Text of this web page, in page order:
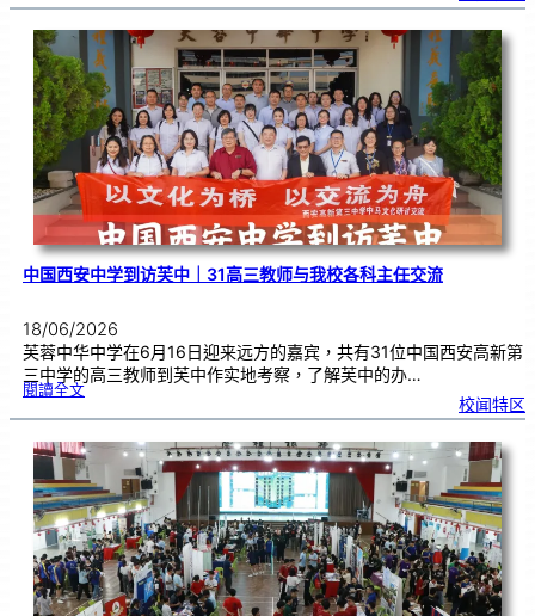
1
校
庆
｜
义
卖
预
售
已
开
展
中国西安中学到访芙中｜31高三教师与我校各科主任交流
18/06/2026
芙蓉中华中学在6月16日迎来远方的嘉宾，共有31位中国西安高新第
三中学的高三教师到芙中作实地考察，了解芙中的办…
閱讀全文:中
安
学
到
访
芙
中
｜
3
1
高
三
教
师
与
我
校
各
科
主
任
交
流
校闻特区